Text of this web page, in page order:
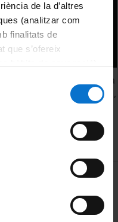
de la d’altres
(analitzar com
finalitats de
que s’ofereix
lloc web de la
curatorials vinculades a
Srs. Christian Madrid,
Sbriccoli
MENÚ PEU 1